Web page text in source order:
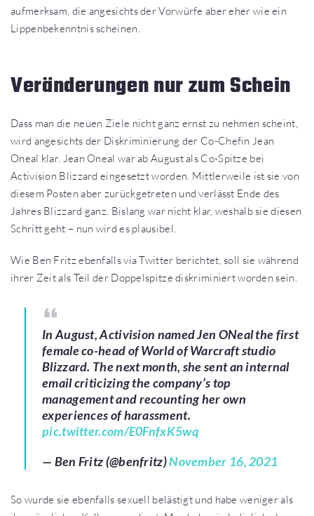
aufmerksam, die angesichts der Vorwürfe aber eher wie ein
Lippenbekenntnis scheinen.
Veränderungen nur zum Schein
Dass man die neuen Ziele nicht ganz ernst zu nehmen scheint,
wird angesichts der Diskriminierung der Co-Chefin Jean
Oneal klar. Jean Oneal war ab August als Co-Spitze bei
Activision Blizzard eingesetzt worden. Mittlerweile ist sie von
diesem Posten aber zurückgetreten und verlässt Ende des
Jahres Blizzard ganz. Bislang war nicht klar, weshalb sie diesen
Schritt geht – nun wird es plausibel.
Wie Ben Fritz ebenfalls via Twitter berichtet, soll sie während
ihrer Zeit als Teil der Doppelspitze diskriminiert worden sein.
In August, Activision named Jen ONeal the first
female co-head of World of Warcraft studio
Blizzard. The next month, she sent an internal
email criticizing the company’s top
management and recounting her own
experiences of harassment.
pic.twitter.com/E0FnfxK5wq
— Ben Fritz (@benfritz)November 16, 2021
So wurde sie ebenfalls sexuell belästigt und habe weniger als